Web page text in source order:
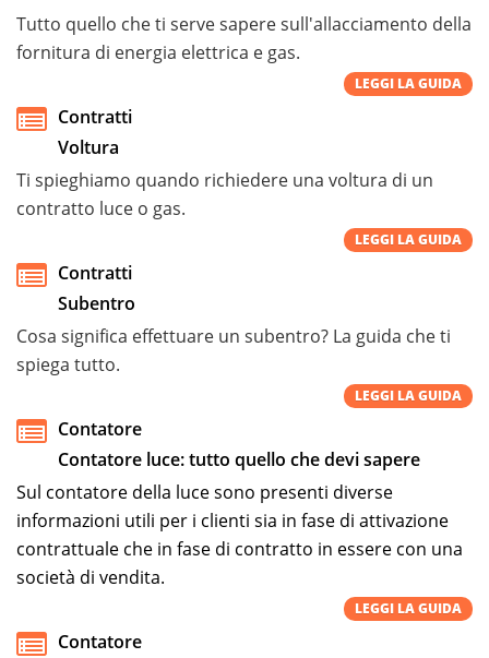
Tutto quello che ti serve sapere sull'allacciamento della
fornitura di energia elettrica e gas.
LEGGI LA GUIDA
Contratti
Voltura
Ti spieghiamo quando richiedere una voltura di un
contratto luce o gas.
LEGGI LA GUIDA
Contratti
Subentro
Cosa significa effettuare un subentro? La guida che ti
spiega tutto.
LEGGI LA GUIDA
Contatore
Contatore luce: tutto quello che devi sapere
Sul contatore della luce sono presenti diverse
informazioni utili per i clienti sia in fase di attivazione
contrattuale che in fase di contratto in essere con una
società di vendita.
LEGGI LA GUIDA
Contatore